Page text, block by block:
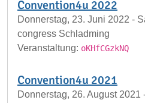
Convention4u 2022
Donnerstag, 23. Juni 2022 -
congress Schladming
Veranstaltung: oKHfCGzkNQ
Convention4u 2021
Donnerstag, 26. August 2021